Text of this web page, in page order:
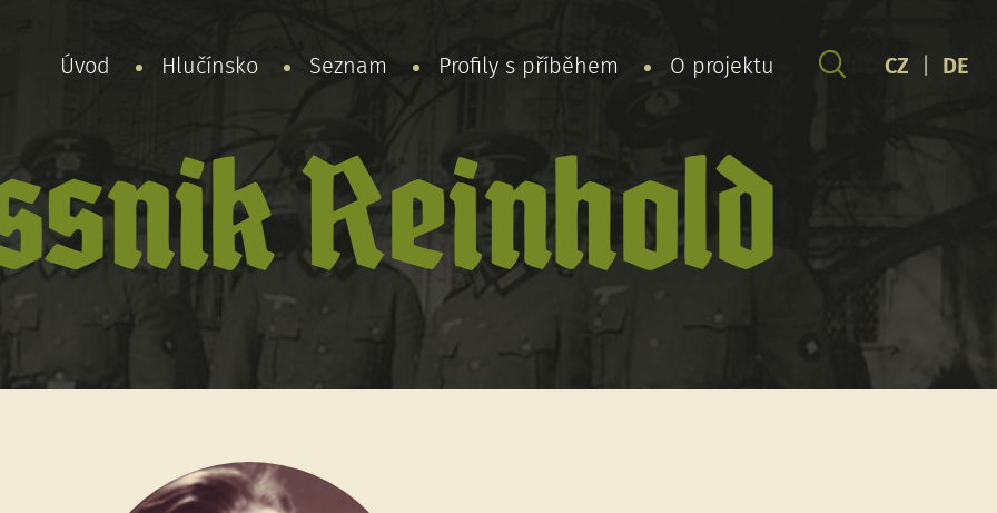
Úvod Hlučínsko Seznam Profily s příběhem O projektu CZ DE
Reinhold